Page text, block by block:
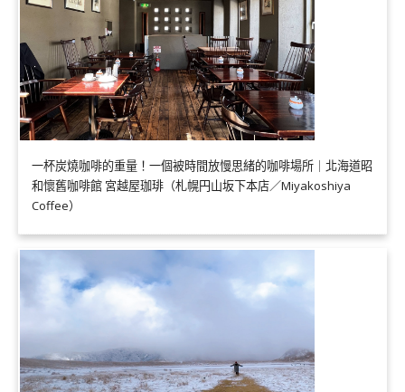
一杯炭燒咖啡的重量！一個被時間放慢思緒的咖啡場所｜北海道昭
和懷舊咖啡館 宮越屋珈琲（札幌円山坂下本店／Miyakoshiya
Coffee）